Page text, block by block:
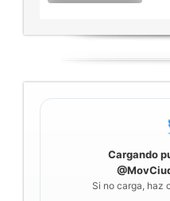
Cargando
Si no carga, haz